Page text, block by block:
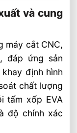
và cung
máy cắt CNC,
đáp ứng sản
định hình
chất lượng
tấm xốp EVA
độ chính xác